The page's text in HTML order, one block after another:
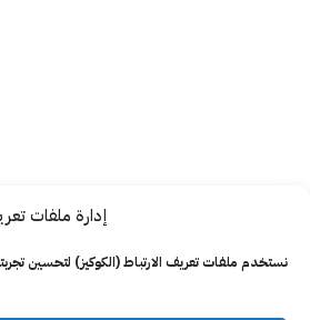
إدارة ملفات تعريف الارتباط
تعريف الارتباط (الكوكيز) لتحسين تجربتك على موقعنا